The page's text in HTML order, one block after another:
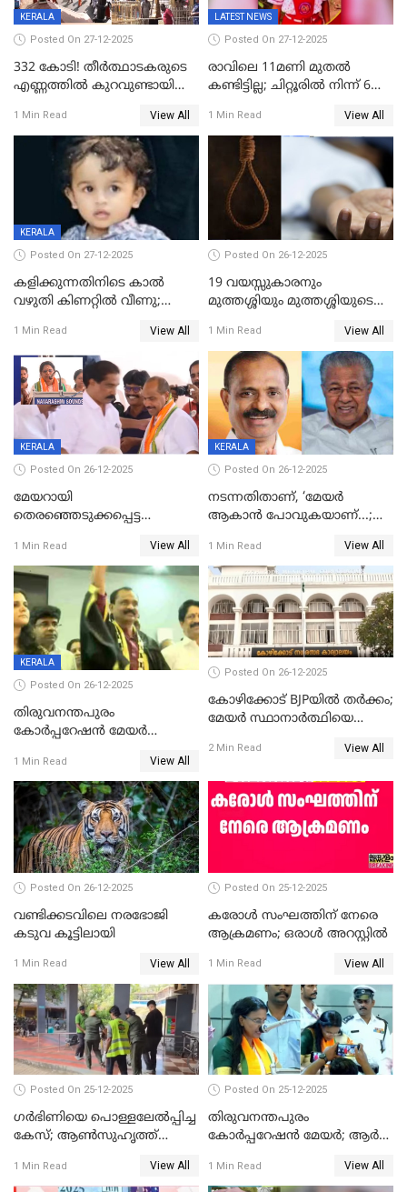
KERALA
Posted On 27-12-2025
332 കോടി! തീർത്ഥാടകരുടെ
എണ്ണത്തിൽ കുറവുണ്ടായിട്ടും
കുതിച്ചുയരുന്നു
1 Min Read View All
LATEST NEWS
Posted On 27-12-2025
രാവിലെ 11മണി മുതൽ
കണ്ടിട്ടില്ല; ചിറ്റൂരിൽ നിന്ന് 6
1 Min Read View All
KERALA
Posted On 27-12-2025
കളിക്കുന്നതിനിടെ കാൽ
വഴുതി കിണറ്റിൽ വീണു;
ദാരുണാന്ത്യം
1 Min Read View All
Posted On 26-12-2025
19 വയസ്സുകാരനും
മുത്തശ്ശിയും മുത്തശ്ശിയുടെ
മരിച്ചനിലയിൽ
1 Min Read View All
KERALA
Posted On 26-12-2025
മേയറായി
തെരഞ്ഞെടുക്കപ്പെട്ട
ആദ്യ വോട്ട് അസാധു; കണ്ണൂർ
ഡെപ്യൂട്ടി മേയർ സ്ഥാനത്ത്
താഹിറിന് വിജയം
1 Min Read View All
KERALA
Posted On 26-12-2025
നടന്നതിതാണ്, ‘മേയർ
ആകാൻ പോവുകയാണ്...;
മുഖ്യമന്ത്രിയുടെ ഓഫീസ്
തന്നെ വിശദീകരിയ്ക്കുന്നു;
സത്യമിതാണ്
1 Min Read View All
KERALA
Posted On 26-12-2025
തിരുവനന്തപുരം
കോര്‍പ്പറേഷന്‍ മേയര്‍
ഹൈക്കോടതിയിലേക്ക്;
സത്യപ്രതിജ്ഞ ചടങ്ങില്‍
ചട്ടലംഘനമെന്ന് പാർട്ടി
1 Min Read View All
Posted On 26-12-2025
കോഴിക്കോട് BJPയിൽ തർക്കം;
മേയർ സ്ഥാനാർത്ഥിയെ
2 Min Read View All
Posted On 26-12-2025
വണ്ടിക്കടവിലെ നരഭോജി
കടുവ കൂട്ടിലായി
1 Min Read View All
Posted On 25-12-2025
കരോള്‍ സംഘത്തിന് നേരെ
ആക്രമണം; ഒരാള്‍ അറസ്റ്റില്‍
1 Min Read View All
Posted On 25-12-2025
ഗര്‍ഭിണിയെ പൊള്ളലേല്‍പ്പിച്ച
കേസ്; ആണ്‍സുഹൃത്ത്
1 Min Read View All
Posted On 25-12-2025
തിരുവനന്തപുരം
കോര്‍പ്പറേഷന്‍ മേയർ; ആര്‍
1 Min Read View All